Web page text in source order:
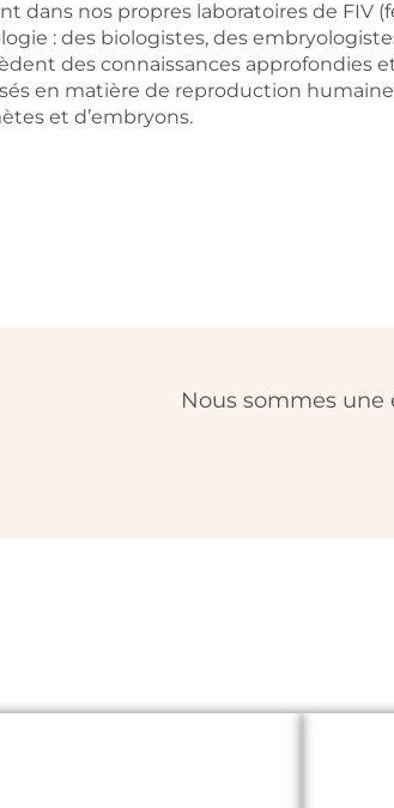
dans nos propres laboratoires de FIV
: des biologistes, des
des connaissances approfondies
en matière de reproduction
et d’embryons.
Nous sommes une